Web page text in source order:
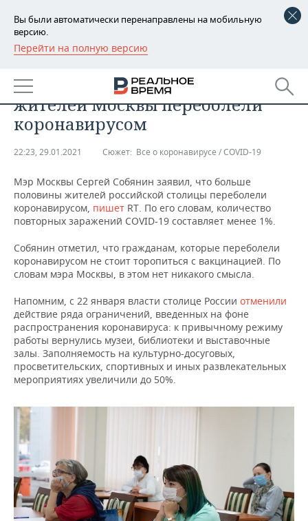
Вы были автоматически перенаправлены на мобильную
версию.
Перейти на полную версию
РЕГИОНЫ
БАШКОРТОСТАН
ТАТАРСТАН
НОВОСТИ
АНАЛИТИКА
ДЕКЛАРАЦИИ О ДОХОДАХ
КОРОЛИ ГОСЗАКАЗА ПФО
КОМУ ПРИНАДЛЕЖАТ
ТОРГОВЫЕ ЦЕНТРЫ
НОВОСТИ ЭКОНОМИКИ
ФИНАНСЫ
БЮДЖЕТ
ИНВЕСТИЦИИ
ПРОМЫШЛЕННОСТЬ
НОВОСТИ
ПРОМЫШЛЕННОСТИ
АГРОПРОМ
МАШИНОСТРОЕНИЕ
НЕФТЕХИМИЯ
НЕФТЬ
ОПК
ЭНЕРГЕТИКА
НЕДВИЖИМОСТЬ
НОВОСТИ АВТО
БИЗНЕС
НОВОСТИ БИЗНЕСА
РОЗНИЧНАЯ ТОРГОВЛЯ
ТРАНСПОРТ
ТЕХНОЛОГИИ
НОВОСТИ ТЕХНОЛОГИЙ
IT
ТЕЛЕКОММУНИКАЦИИ
МЕРОПРИЯТИЯ
НОВОСТИ МЕРОПРИЯТИЙ
БИЗНЕС-БРАНЧИ
ONLINE-КОНФЕРЕНЦИИ
ОТКРЫТАЯ ЛЕКЦИЯ
СПОРТ
ФУТБОЛ
ХОККЕЙ
БАСКЕТБОЛ
НОВОСТИ ОБЩЕСТВА
ВЛАСТЬ
ИНФРАСТРУКТУРА
ФОТОГАЛЕРЕЯ
СЮЖЕТЫ
СПРАВОЧНИК
Собянин: больше половины
жителей Москвы переболели
коронавирусом
22:23, 29.01.2021 Сюжет: Все о коронавирусе / COVID-19
Мэр Москвы Сергей Собянин заявил, что больше
половины жителей российской столицы переболели
коронавирусом, пишет RT. По его словам, количество
повторных заражений COVID-19 составляет менее 1%.
Собянин отметил, что гражданам, которые переболели
коронавирусом не стоит торопиться с вакцинацией. По
словам мэра Москвы, в этом нет никакого смысла.
Напомним, с 22 января власти столице России отменили
действие ряда ограничений, введенных на фоне
распространения коронавируса: к привычному режиму
работы вернулись музеи, библиотеки и выставочные
залы. Заполняемость на культурно-досуговых,
просветительских, спортивных и иных развлекательных
мероприятиях увеличили до 50%.